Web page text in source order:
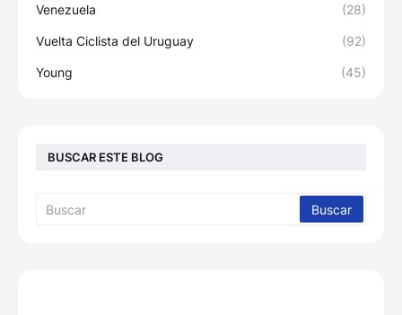
Venezuela (28)
Vuelta Ciclista del Uruguay (92)
Young (45)
BUSCAR ESTE BLOG